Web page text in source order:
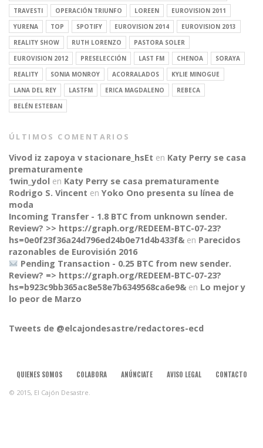
CONNECT
TRAVESTI
OPERACIÓN TRIUNFO LOREEN
EUROVISION 2011
YURENA
TOP SPOTIFY EUROVISION 2014
EUROVISION 2013
REALITY SHOW
RUTH LORENZO
PASTORA SOLER
EUROVISION 2012
PRESELECCIÓN LAST FM CHENOA
SORAYA
REALITY
SONIA MONROY ACORRALADOS
KYLIE MINOGUE
LANA DEL REY
LASTFM ERICA MAGDALENO
REBECA
BELÉN ESTEBAN
ÚLTIMOS COMENTARIOS
Vivod iz zapoya v stacionare_hsEt en Katy Perry se casa
prematuramente
1win_ydol en Katy Perry se casa prematuramente
Rodrigo S. Vincent en Yoko Ono presenta su línea de
moda
Incoming Transfer - 1.8 BTC from unknown sender.
Review? >> https://graph.org/REDEEM-BTC-07-23?
hs=0e0f23f36a24d796ed24b0e71d4b433f& en Parecidos
razonables de Eurovisión 2016
Pending Transaction - 0.25 BTC from new sender.
Review? => https://graph.org/REDEEM-BTC-07-23?
hs=b923c9bb365ac8e58e7b6349568ca6e9& en Lo mejor y
lo peor de Marzo
Tweets de @elcajondesastre/redactores-ecd
QUIENES SOMOS COLABORA ANÚNCIATE AVISO LEGAL CONTACTO
© 2015, El Cajón Desastre.